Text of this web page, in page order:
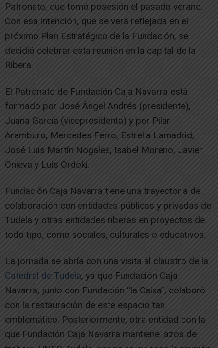
Patronato, que tomó posesión el pasado verano.
Con esa intención, que se verá reflejada en el
próximo Plan Estratégico de la Fundación, se
decidió celebrar esta reunión en la capital de la
Ribera.
El Patronato de Fundación Caja Navarra está
formado por José Ángel Andrés (presidente),
Juana García (vicepresidenta) y por Pilar
Aramburo, Mercedes Ferro, Estrella Lamadrid,
José Luis Martín Nogales, Isabel Moreno, Javier
Onieva y Luis Ordoki.
Fundación Caja Navarra tiene una trayectoria de
colaboración con entidades públicas y privadas de
Tudela y otras entidades riberas en proyectos de
todo tipo, como sociales, culturales o educativos.
La jornada se abría con una visita al claustro de la
Catedral de Tudela, ya que Fundación Caja
Navarra, junto con Fundación “la Caixa”, colaboró
con la restauración de este espacio tan
emblemático. Posteriormente, otra entidad con la
que Fundación Caja Navarra mantiene lazos de